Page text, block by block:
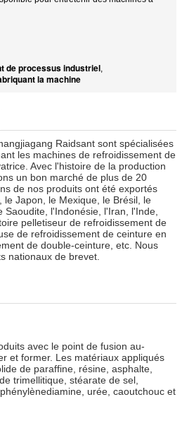
de processus industriel,
la machine
Raidsant sont spécialisées
les machines de refroidissement de
Avec l'histoire de la production
un bon marché de plus de 20
de nos produits ont été exportés
le Japon, le Mexique, le Brésil, le
Saoudite, l'Indonésie, l'Iran, l'Inde,
pelletiseur de refroidissement de
de refroidissement de ceinture en
de double-ceinture, etc. Nous
nationaux de brevet.
avec le point de fusion au-
et former. Les matériaux appliqués
de paraffine, résine, asphalte,
trimellitique, stéarate de sel,
urée, caoutchouc et